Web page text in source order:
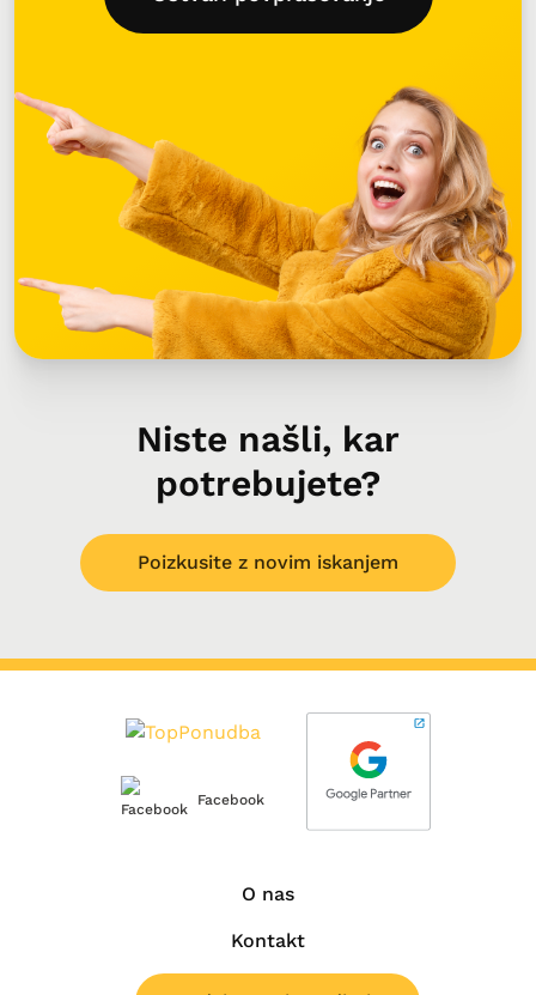
Niste našli, kar
potrebujete?
Poizkusite z novim iskanjem
Facebook
O nas
Kontakt